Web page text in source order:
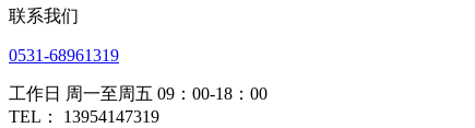
联系我们
0531-68961319
工作日 周一至周五 09：00-18：00
TEL： 13954147319